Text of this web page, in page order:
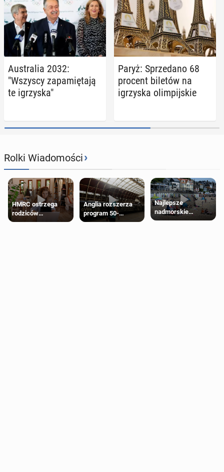
Au­stra­lia 2032:
"Wszyscy za­pa­mię­ta­ją
te igrzy­ska"
Paryż: Sprze­da­no 68
procent biletów na
igrzy­ska olim­pij­skie
Rolki Wiadomości›
HMRC ostrzega
rodziców
pobierających Child
Anglia rozszerza
program 50-
procentowych
Najlepsze
nadmorskie
miasteczko blisko